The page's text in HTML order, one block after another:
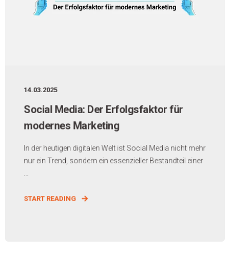
14.03.2025
Social Media: Der Erfolgsfaktor für
modernes Marketing
In der heutigen digitalen Welt ist Social Media nicht mehr
nur ein Trend, sondern ein essenzieller Bestandteil einer
...
START READING